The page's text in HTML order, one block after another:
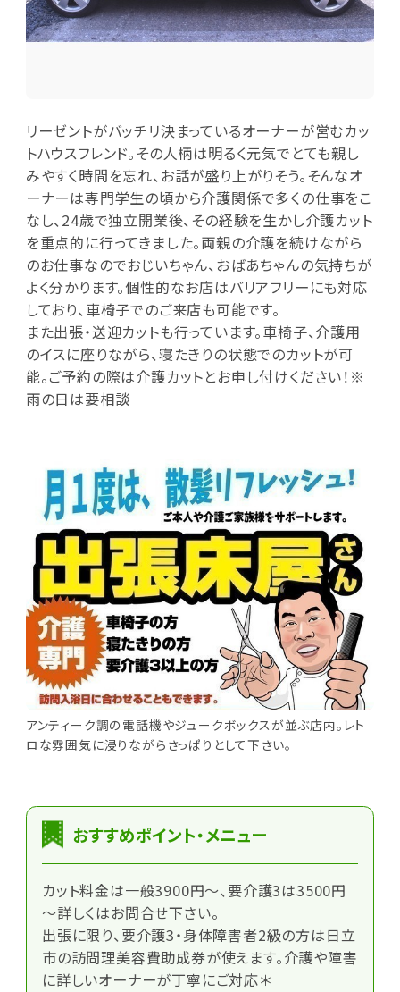
リーゼントがバッチリ決まっているオーナーが営むカッ
トハウスフレンド。その人柄は明るく元気でとても親し
みやすく時間を忘れ、お話が盛り上がりそう。そんなオ
ーナーは専門学生の頃から介護関係で多くの仕事をこ
なし、24歳で独立開業後、その経験を生かし介護カット
を重点的に行ってきました。両親の介護を続けながら
のお仕事なのでおじいちゃん、おばあちゃんの気持ちが
よく分かります。個性的なお店はバリアフリーにも対応
しており、車椅子でのご来店も可能です。
また出張・送迎カットも行っています。車椅子、介護用
のイスに座りながら、寝たきりの状態でのカットが可
能。ご予約の際は介護カットとお申し付けください！※
雨の日は要相談
アンティーク調の電話機やジュークボックスが並ぶ店内。レト
ロな雰囲気に浸りながらさっぱりとして下さい。
おすすめポイント・メニュー
カット料金は一般3900円～、要介護3は3500円
～詳しくはお問合せ下さい。
出張に限り、要介護3・身体障害者2級の方は日立
市の訪問理美容費助成券が使えます。介護や障害
に詳しいオーナーが丁寧にご対応＊